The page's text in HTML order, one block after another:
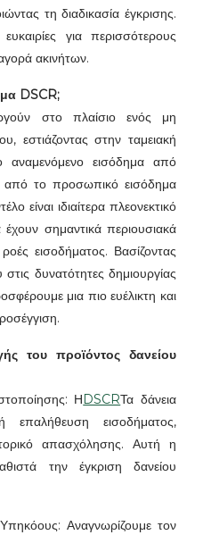
τη διαδικασία έγκρισης.
για περισσότερους
ακινήτων.
DSCR;
στο πλαίσιο ενός μη
εστιάζοντας στην ταμειακή
εισόδημα από
από το προσωπικό εισόδημα
είναι ιδιαίτερα πλεονεκτικό
σημαντικά περιουσιακά
εισοδήματος. Βασίζοντας
δυνατότητες δημιουργίας
μια πιο ευέλικτη και
του προϊόντος δανείου
ΗDSCRΤα δάνεια
επαλήθευση εισοδήματος,
απασχόλησης. Αυτή η
την έγκριση δανείου
Αναγνωρίζουμε τον